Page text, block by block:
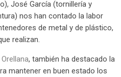
José García (tornillería y
nos han contado la labor
de metal y de plástico,
realizan.
, también ha destacado la
mantener en buen estado los